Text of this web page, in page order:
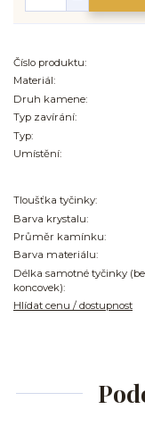
Číslo produktu:
Materiál:
Druh kamene:
Typ zavírání:
Typ:
Umístění:
Tloušťka tyčinky:
Barva krystalu:
Průměr kamínku:
Barva materiálu:
Délka samotné tyčinky
koncovek):
Hlídat cenu / dostupnost